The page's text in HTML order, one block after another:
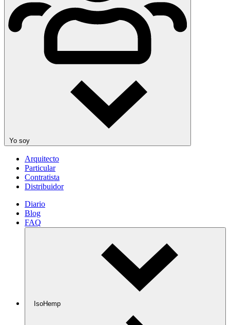
Yo soy
Arquitecto
Particular
Contratista
Distribuidor
Diario
Blog
FAQ
IsoHemp